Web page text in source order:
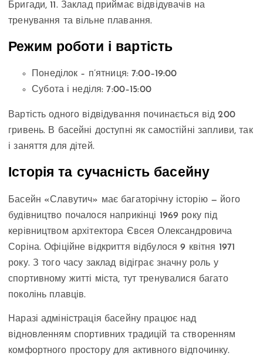
Бригади, 11. Заклад приймає відвідувачів на
тренування та вільне плавання.
Режим роботи і вартість
Понеділок – п’ятниця: 7:00–19:00
Субота і неділя: 7:00–15:00
Вартість одного відвідування починається від 200
гривень. В басейні доступні як самостійні запливи, так
і заняття для дітей.
Історія та сучасність басейну
Басейн «Славутич» має багаторічну історію — його
будівництво почалося наприкінці 1969 року під
керівництвом архітектора Євсея Олександровича
Соріна. Офіційне відкриття відбулося 9 квітня 1971
року. З того часу заклад відіграє значну роль у
спортивному житті міста, тут тренувалися багато
поколінь плавців.
Наразі адміністрація басейну працює над
відновленням спортивних традицій та створенням
комфортного простору для активного відпочинку.